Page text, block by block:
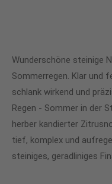
Wunderschöne steinige
Sommerregen. Klar und
schlank wirkend und
Regen - Sommer in der
herber kandierter
tief, komplex und
steiniges, geradliniges